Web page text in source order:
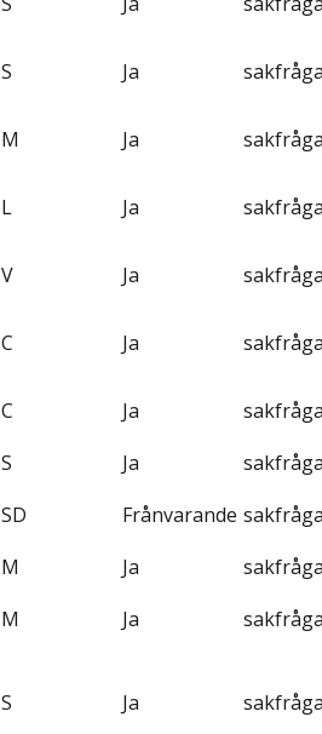
S Ja
M Ja
L Ja
V Ja
C Ja
C Ja
S Ja
SD Frånvarande
M Ja
M Ja
S Ja